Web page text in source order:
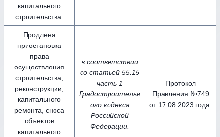
капитального
строительства.
Продлена
приостановка
права
осуществления
строительства,
реконструкции,
капитального
ремонта, сноса
объектов
капитального
в соответствии
со статьей 55.15
часть 1
Градостроительн
ого кодекса
Российской
Федерации.
Протокол
Правления №749
от 17.08.2023 года.